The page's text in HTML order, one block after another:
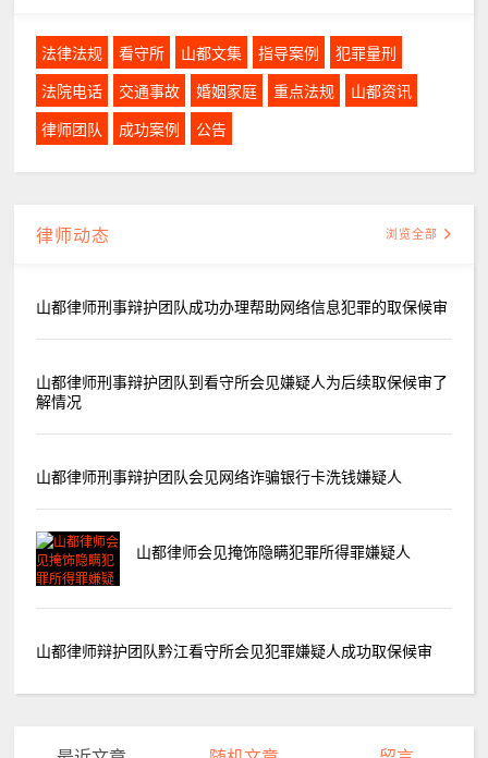
法律法规 看守所 山都文集 指导案例 犯罪量刑
法院电话 交通事故 婚姻家庭 重点法规 山都资讯
律师团队 成功案例 公告
律师动态 浏览全部
山都律师刑事辩护团队成功办理帮助网络信息犯罪的取保候审
山都律师刑事辩护团队到看守所会见嫌疑人为后续取保候审了
解情况
山都律师刑事辩护团队会见网络诈骗银行卡洗钱嫌疑人
山都律师会见掩饰隐瞒犯罪所得罪嫌疑人
山都律师辩护团队黔江看守所会见犯罪嫌疑人成功取保候审